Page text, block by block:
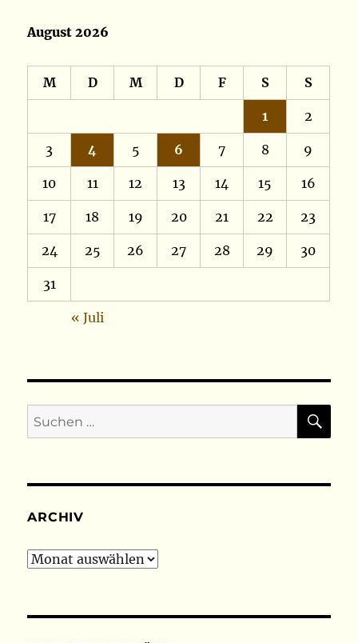
August 2026
M D M D F S S
1 2
3 4 5 6 7 8 9
10 11 12 13 14 15 16
17 18 19 20 21 22 23
24 25 26 27 28 29 30
31
« Juli
Suchen
nach:
ARCHIV
Archiv